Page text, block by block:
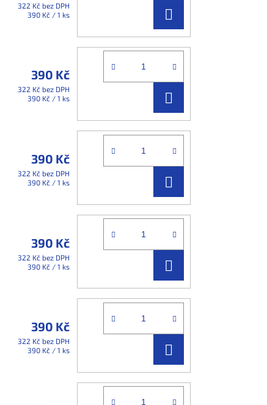
322 Kč bez DPH
Měrná
390 Kč / 1 ks
KOŠÍKU
390 Kč
322 Kč bez DPH
Měrná
390 Kč / 1 ks
KOŠÍKU
390 Kč
322 Kč bez DPH
Měrná
390 Kč / 1 ks
KOŠÍKU
390 Kč
322 Kč bez DPH
Měrná
390 Kč / 1 ks
KOŠÍKU
390 Kč
322 Kč bez DPH
Měrná
390 Kč / 1 ks
KOŠÍKU